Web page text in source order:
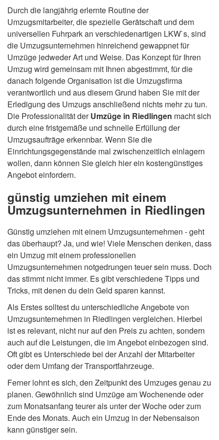
Durch die langjährig erlernte Routine der
Umzugsmitarbeiter, die spezielle Gerätschaft und dem
universellen Fuhrpark an verschiedenartigen LKW`s, sind
die Umzugsunternehmen hinreichend gewappnet für
Umzüge jedweder Art und Weise. Das Konzept für Ihren
Umzug wird gemeinsam mit Ihnen abgestimmt, für die
danach folgende Organisation ist die Umzugsfirma
verantwortlich und aus diesem Grund haben Sie mit der
Erledigung des Umzugs anschließend nichts mehr zu tun.
Die Professionalität derUmzüge in Riedlingen macht sich
durch eine fristgemäße und schnelle Erfüllung der
Umzugsaufträge erkennbar. Wenn Sie die
Einrichtungsgegenstände mal zwischenzeitlich einlagern
wollen, dann können Sie gleich hier ein kostengünstiges
Angebot einfordern.
günstig umziehen mit einem
Umzugsunternehmen in Riedlingen
Günstig umziehen mit einem Umzugsunternehmen - geht
das überhaupt? Ja, und wie! Viele Menschen denken, dass
ein Umzug mit einem professionellen
Umzugsunternehmen notgedrungen teuer sein muss. Doch
das stimmt nicht immer. Es gibt verschiedene Tipps und
Tricks, mit denen du dein Geld sparen kannst.
Als Erstes solltest du unterschiedliche Angebote von
Umzugsunternehmen in Riedlingen vergleichen. Hierbei
ist es relevant, nicht nur auf den Preis zu achten, sondern
auch auf die Leistungen, die im Angebot einbezogen sind.
Oft gibt es Unterschiede bei der Anzahl der Mitarbeiter
oder dem Umfang der Transportfahrzeuge.
Ferner lohnt es sich, den Zeitpunkt des Umzuges genau zu
planen. Gewöhnlich sind Umzüge am Wochenende oder
zum Monatsanfang teurer als unter der Woche oder zum
Ende des Monats. Auch ein Umzug in der Nebensaison
kann günstiger sein.